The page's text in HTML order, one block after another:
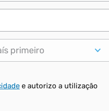
e autorizo a utilização